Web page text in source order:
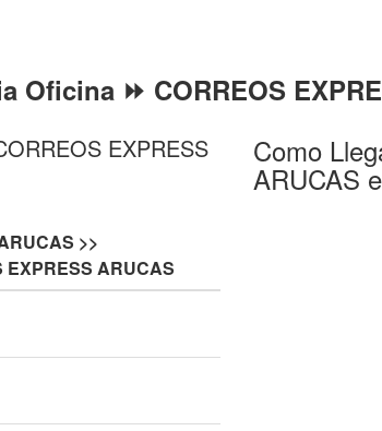
⏩ CORREOS
EXPRESS
>>
Como
ARUCAS